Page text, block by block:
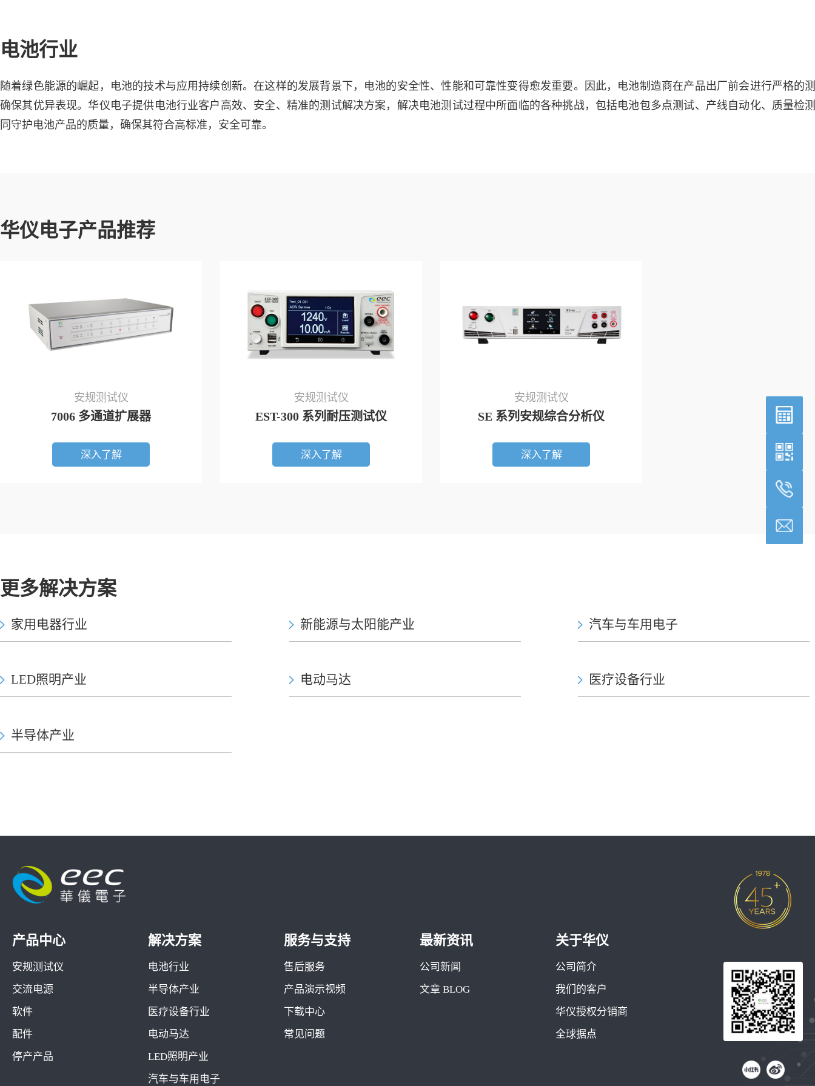
电池行业
随着绿色能源的崛起，电池的技术与应用持续创新。在这样的发展背景下，电池的安全性、性能和可靠性变得愈发重要。因此，电池制造商在产品出厂前会进行严格的
确保其优异表现。华仪电子提供电池行业客户高效、安全、精准的测试解决方案，解决电池测试过程中所面临的各种挑战，包括电池包多点测试、产线自动化、质量检
同守护电池产品的质量，确保其符合高标准，安全可靠。
华仪电子产品推荐
安规测试仪
7006 多通道扩展器
深入了解
安规测试仪
EST-300 系列耐压测试仪
深入了解
安规测试仪
SE 系列安规综合分析仪
深入了解
更多解决方案
家用电器行业 新能源与太阳能产业 汽车与车用电子
LED照明产业 电动马达 医疗设备行业
半导体产业
产品中心
安规测试仪
交流电源
软件
配件
停产产品
解决方案
电池行业
半导体产业
医疗设备行业
电动马达
LED照明产业
汽车与车用电子
服务与支持
售后服务
产品演示视频
下载中心
常见问题
最新资讯
公司新闻
文章 BLOG
关于华仪
公司简介
我们的客户
华仪授权分销商
全球据点